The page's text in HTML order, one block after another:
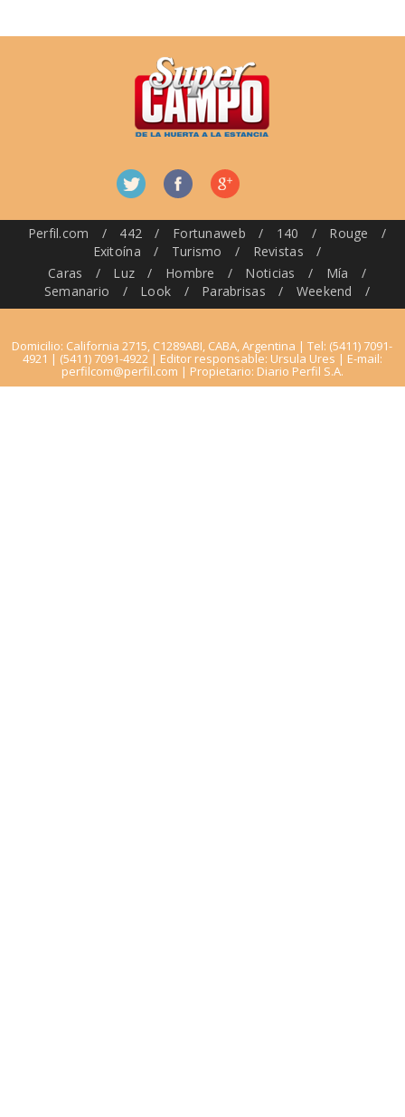
Perfil.com / 442 / Fortunaweb / 140 / Rouge
/
Exitoína
/ Turismo / Revistas
/
Caras
/ Luz / Hombre / Noticias / Mía
/
Semanario
/ Look / Parabrisas / Weekend /
Domicilio: California 2715, C1289ABI, CABA, Argentina | Tel: (5411) 7091-
4921 | (5411) 7091-4922 | Editor responsable: Ursula Ures | E-mail:
perfilcom@perfil.com | Propietario: Diario Perfil S.A.